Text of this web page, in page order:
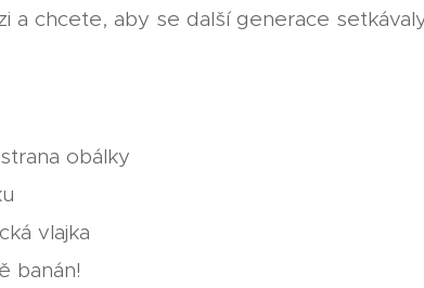
a chcete, aby se další generace
obálky
vlajka
banán!